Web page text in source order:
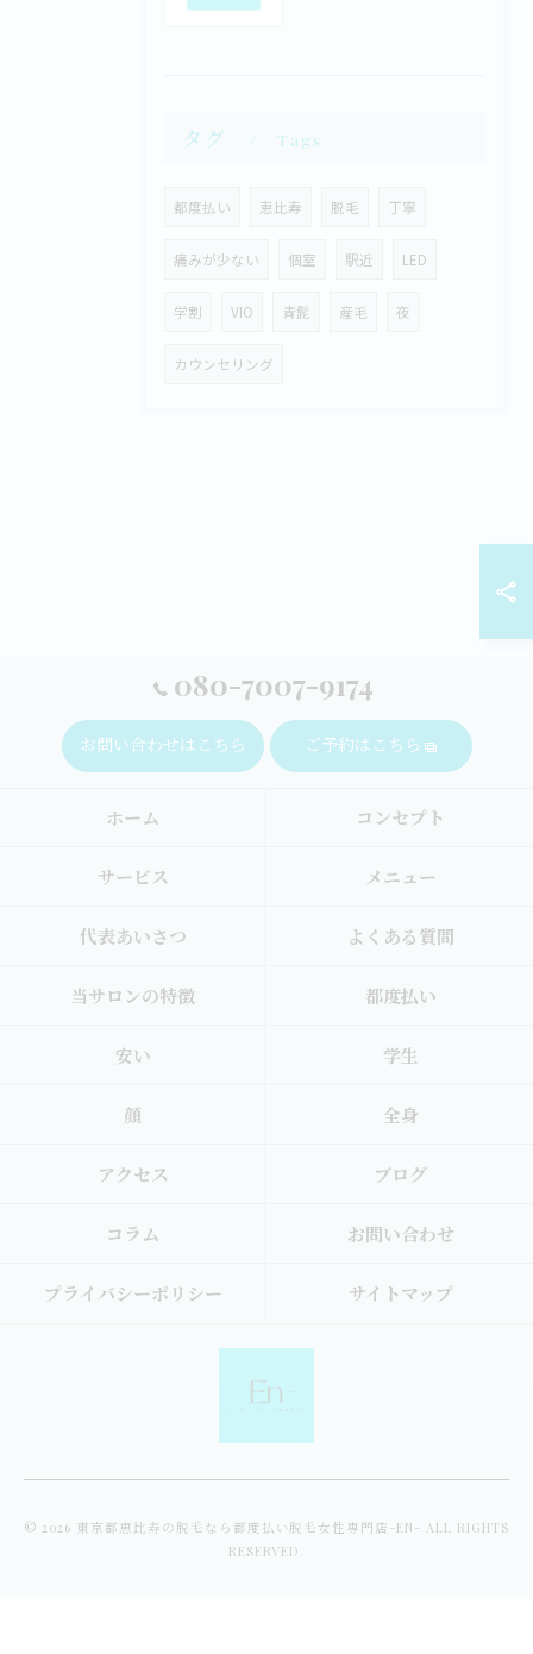
タグ Tags
都度払い 恵比寿 脱毛 丁寧
痛みが少ない 個室 駅近 LED
学割 VIO 青髭 産毛 夜
カウンセリング
080-7007-9174
お問い合わせはこちら ご予約はこちら
ホーム コンセプト
サービス メニュー
代表あいさつ よくある質問
当サロンの特徴 都度払い
安い 学生
顔 全身
アクセス ブログ
コラム お問い合わせ
プライバシーポリシー サイトマップ
© 2026 東京都恵比寿の脱毛なら都度払い脱毛女性専門店-EN- ALL RIGHTS
RESERVED.